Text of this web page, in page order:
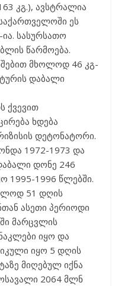
კგ.), ავსტრალია
ეს
სასურსათო
წარმოება.
მხოლოდ 46 კგ-
დაბალი
ქვევით
ხდება
დეტონატორი.
1972-1973 და
დონე 246
1995-1996 წლებში.
51 დღის
ასეთი პერიოდი
მარცვლის
იყო და
იყო 5 დღის
მიღებულ იქნა
2064 მლნ